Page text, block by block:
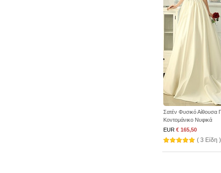
Σατέν Φυσικό Αίθουσα
Κοντομάνικο Νυφικά
EUR € 165,50
( 3 Είδη )